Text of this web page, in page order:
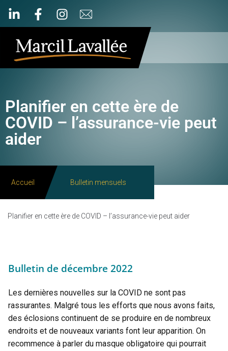
Planifier en cette ère de
COVID – l’assurance-vie peut
aider
Accueil Bulletin mensuels
Planifier en cette ère de COVID – l’assurance-vie peut aider
Bulletin de décembre 2022
Les dernières nouvelles sur la COVID ne sont pas
rassurantes. Malgré tous les efforts que nous avons faits,
des éclosions continuent de se produire en de nombreux
endroits et de nouveaux variants font leur apparition. On
recommence à parler du masque obligatoire qui pourrait